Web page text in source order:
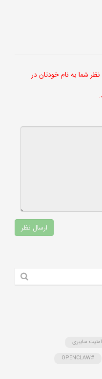
نظر شما به نام خودتان در
سایبری
#OPENCLAW